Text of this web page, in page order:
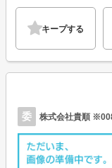
キープする
委 株式会社貴順